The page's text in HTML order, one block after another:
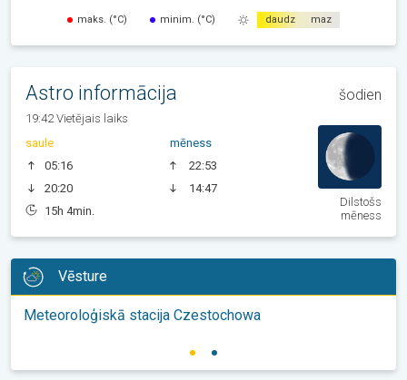
maks. (°C) minim. (°C) daudz maz
Astro informācija šodien
19:42 Vietējais laiks
saule
05:16
20:20
15h 4min.
mēness
22:53
14:47
Dilstošs
mēness
Vēsture
Meteoroloģiskā stacija Czestochowa